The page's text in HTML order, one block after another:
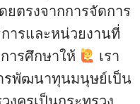
ยตรงจากการจัดการ
ารและหน่วยงานที่
ารศึกษาให้
เรา
รพัฒนาทุนมนุษย์เป็น